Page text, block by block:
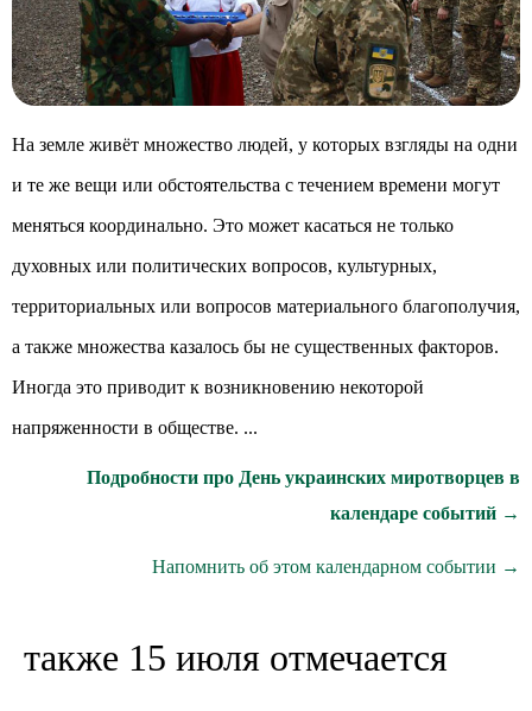
На земле живёт множество людей, у которых взгляды на одни
и те же вещи или обстоятельства с течением времени могут
меняться координально. Это может касаться не только
духовных или политических вопросов, культурных,
территориальных или вопросов материального благополучия,
а также множества казалось бы не существенных факторов.
Иногда это приводит к возникновению некоторой
напряженности в обществе. ...
Подробности про День украинских миротворцев в
календаре событий →
Напомнить об этом календарном событии →
также 15 июля отмечается